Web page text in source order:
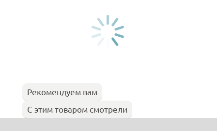
Рекомендуем вам
С этим товаром смотрели